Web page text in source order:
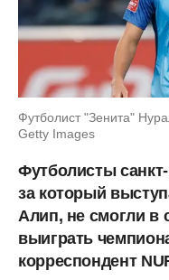
Футболист "Зенита"
Getty Images
Футболисты
за который
Алип, не смогли в
выиграть
корреспондент